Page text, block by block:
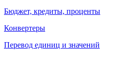
Бюджет, кредиты, проценты
Конвертеры
Перевод единиц и значений